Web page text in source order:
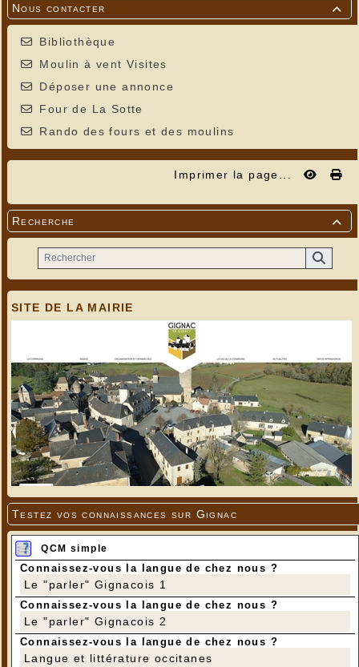

Nous contacter
Bibliothèque
Moulin à vent Visites
Déposer une annonce
Four de La Sotte
Rando des fours et des moulins
Imprimer la page...

Recherche
SITE DE LA MAIRIE
Testez vos connaissances sur Gignac
QCM simple
Connaissez-vous la langue de chez nous ?
Le "parler" Gignacois 1
Connaissez-vous la langue de chez nous ?
Le "parler" Gignacois 2
Connaissez-vous la langue de chez nous ?
Langue et littérature occitanes